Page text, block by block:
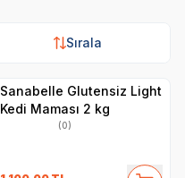
Sırala
Sanabelle Glutensiz Light
Kedi Maması 2 kg
(0)